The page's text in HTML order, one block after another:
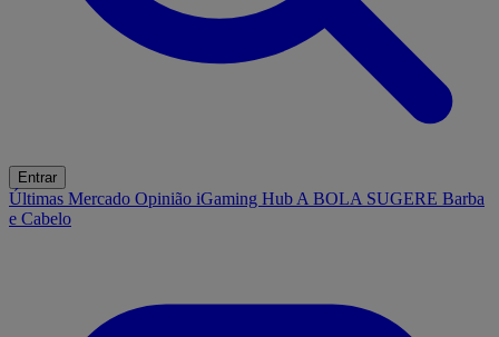
Entrar
Últimas Mercado Opinião iGaming Hub A BOLA SUGERE Barba
e Cabelo